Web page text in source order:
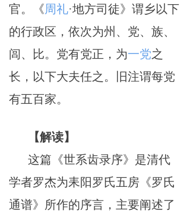
官。《周礼·地方司徒》谓乡以下
的行政区，依次为州、党、族、
闾、比。党有党正，为一党之
长，以下大夫任之。旧注谓每党
有五百家。
【解读】
这篇《世系齿录序》是清代
学者罗杰为耒阳罗氏五房《罗氏
通谱》所作的序言，主要阐述了